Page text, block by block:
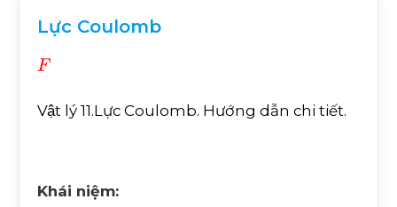
Lực Coulomb
F
Vật lý 11.Lực Coulomb. Hướng dẫn chi tiết.
Khái niệm: